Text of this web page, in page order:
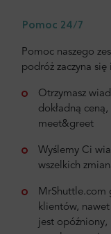
Pomoc 24/7
Pomoc naszego
podróż zaczyna
Otrzymasz
dokładną
meet&greet
Wyślemy Ci
wszelkich
MrShuttle.com
klientów,
jest